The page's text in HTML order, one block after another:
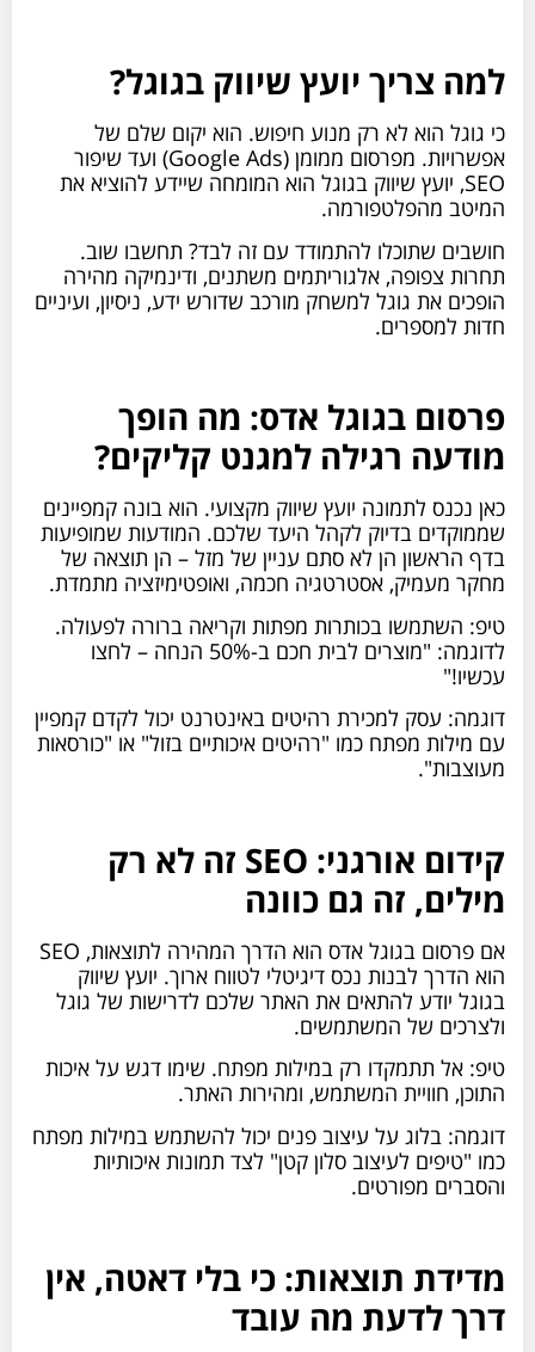
למה צריך יועץ שיווק בגוגל?
כי גוגל הוא לא רק מנוע חיפוש. הוא יקום שלם של
אפשרויות. מפרסום ממומן (Google Ads) ועד שיפור
SEO, יועץ שיווק בגוגל הוא המומחה שיידע להוציא את
המיטב מהפלטפורמה.
חושבים שתוכלו להתמודד עם זה לבד? תחשבו שוב.
תחרות צפופה, אלגוריתמים משתנים, ודינמיקה מהירה
הופכים את גוגל למשחק מורכב שדורש ידע, ניסיון, ועיניים
חדות למספרים.
פרסום בגוגל אדס: מה הופך
מודעה רגילה למגנט קליקים?
כאן נכנס לתמונה יועץ שיווק מקצועי. הוא בונה קמפיינים
שממוקדים בדיוק לקהל היעד שלכם. המודעות שמופיעות
בדף הראשון הן לא סתם עניין של מזל – הן תוצאה של
מחקר מעמיק, אסטרטגיה חכמה, ואופטימיזציה מתמדת.
טיפ: השתמשו בכותרות מפתות וקריאה ברורה לפעולה.
לדוגמה: "מוצרים לבית חכם ב-50% הנחה – לחצו
עכשיו!"
דוגמה: עסק למכירת רהיטים באינטרנט יכול לקדם קמפיין
עם מילות מפתח כמו "רהיטים איכותיים בזול" או "כורסאות
מעוצבות".
קידום אורגני: SEO זה לא רק
מילים, זה גם כוונה
אם פרסום בגוגל אדס הוא הדרך המהירה לתוצאות, SEO
הוא הדרך לבנות נכס דיגיטלי לטווח ארוך. יועץ שיווק
בגוגל יודע להתאים את האתר שלכם לדרישות של גוגל
ולצרכים של המשתמשים.
טיפ: אל תתמקדו רק במילות מפתח. שימו דגש על איכות
התוכן, חוויית המשתמש, ומהירות האתר.
דוגמה: בלוג על עיצוב פנים יכול להשתמש במילות מפתח
כמו "טיפים לעיצוב סלון קטן" לצד תמונות איכותיות
והסברים מפורטים.
מדידת תוצאות: כי בלי דאטה, אין
דרך לדעת מה עובד